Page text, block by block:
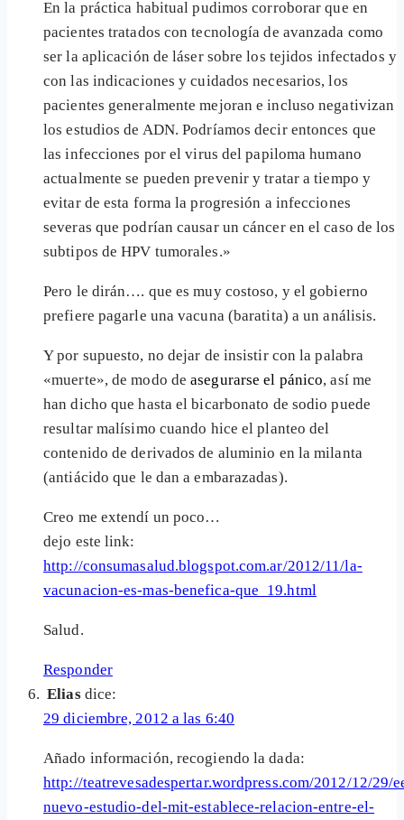
En la práctica habitual pudimos corroborar que en
pacientes tratados con tecnología de avanzada como
ser la aplicación de láser sobre los tejidos infectados y
con las indicaciones y cuidados necesarios, los
pacientes generalmente mejoran e incluso negativizan
los estudios de ADN. Podríamos decir entonces que
las infecciones por el virus del papiloma humano
actualmente se pueden prevenir y tratar a tiempo y
evitar de esta forma la progresión a infecciones
severas que podrían causar un cáncer en el caso de los
subtipos de HPV tumorales.»
Pero le dirán…. que es muy costoso, y el gobierno
prefiere pagarle una vacuna (baratita) a un análisis.
Y por supuesto, no dejar de insistir con la palabra
«muerte», de modo de asegurarse el pánico, así me
han dicho que hasta el bicarbonato de sodio puede
resultar malísimo cuando hice el planteo del
contenido de derivados de aluminio en la milanta
(antiácido que le dan a embarazadas).
Creo me extendí un poco…
dejo este link:
http://consumasalud.blogspot.com.ar/2012/11/la-
vacunacion-es-mas-benefica-que_19.html
Salud.
Responder
Elias dice:
29 diciembre, 2012 a las 6:40
Añado información, recogiendo la dada:
http://teatrevesadespertar.wordpress.com/2012/12/29/
nuevo-estudio-del-mit-establece-relacion-entre-el-